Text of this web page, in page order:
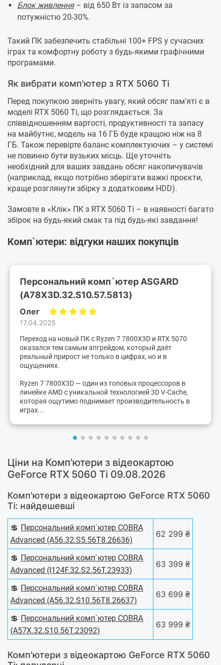
Блок живлення– від 650 Вт із запасом за
потужністю 20-30%.
Такий ПК забезпечить стабільні 100+ FPS у сучасних
іграх та комфортну роботу з будь-якими графічними
програмами.
Як вибрати комп'ютер з RTX 5060 Ti
Перед покупкою зверніть увагу, який обсяг пам'яті є в
моделі RTX 5060 Ti, що розглядається. За
співвідношенням вартості, продуктивності та запасу
на майбутнє, модель на 16 ГБ буде кращою ніж на 8
ГБ. Також перевірте баланс комплектуючих – у системі
не повинно бути вузьких місць. Ще уточніть
необхідний для ваших завдань обсяг накопичувачів
(наприклад, якщо потрібно зберігати важкі проєкти,
краще розглянути збірку з додатковим HDD).
Замовте в «Клік» ПК з RTX 5060 Ti – в наявності багато
збірок на будь-який смак та під будь-які завдання!
Комп`ютери: відгуки наших покупців
Персональний комп`ютер ASGARD
(A78X3D.32.S10.57.5813)
Олег
17.04.2025
Переход на новый ПК с Ryzen 7 7800X3D и RTX 5070
оказался тем самым апгрейдом, который даёт
реальный прирост не только в цифрах, но и в
ощущениях.
Ryzen 7 7800X3D — один из топовых процессоров в
линейке AMD с уникальной технологией 3D V-Cache,
которая ощутимо поднимает производительность в
играх...
Ціни на Комп'ютери з відеокартою
GeForce RTX 5060 Ti 09.08.2026
Комп'ютери з відеокартою GeForce RTX 5060
Ti: найдешевші
💲 Персональний комп`ютер COBRA
Advanced (A56.32.S5.56T8.26636)
62 299 ₴
💲 Персональний комп`ютер COBRA
Advanced (I124F.32.S2.56T.23933)
63 399 ₴
💲 Персональний комп`ютер COBRA
Advanced (A56.32.S10.56T8.26637)
63 699 ₴
💲 Персональний комп`ютер COBRA
(A57X.32.S10.56T.23092)
63 999 ₴
Комп'ютери з відеокартою GeForce RTX 5060